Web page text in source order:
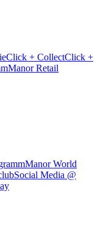
Click + CollectClick +
Manor Retail
Manor World
Social Media @